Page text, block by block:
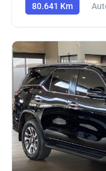
80.641 Km